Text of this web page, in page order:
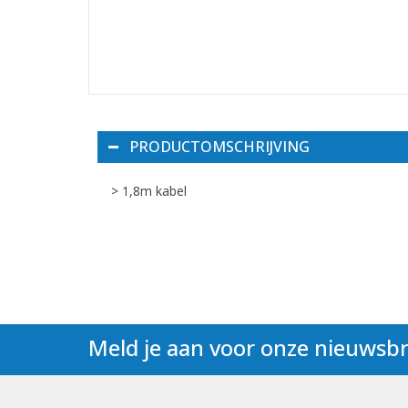
PRODUCTOMSCHRIJVING
> 1,8m kabel
Meld je aan voor onze